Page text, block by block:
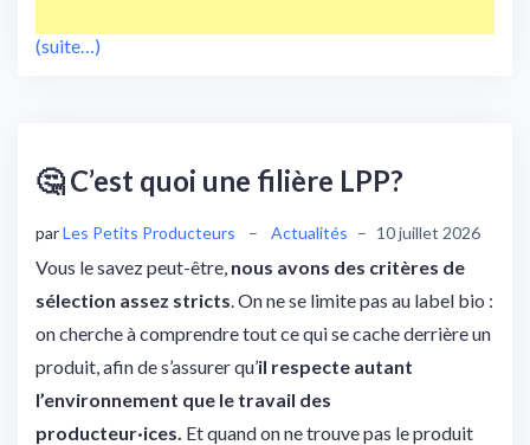
(suite…)
🤔 C’est quoi une filière LPP?
parLes Petits Producteurs – Actualités – 10 juillet 2026
Vous le savez peut-être, nous avons des critères de
sélection assez stricts. On ne se limite pas au label bio :
on cherche à comprendre tout ce qui se cache derrière un
produit, afin de s’assurer qu’il respecte autant
l’environnement que le travail des
producteur·ices. Et quand on ne trouve pas le produit